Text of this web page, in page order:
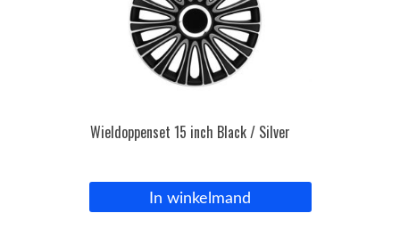
Wieldoppenset 15 inch Black / Silver
In winkelmand